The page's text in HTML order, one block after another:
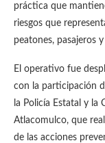
práctica que
riesgos que
peatones, pasajeros
El operativo fue
con la participación
la Policía Estatal y la
Atlacomulco, que
de las acciones